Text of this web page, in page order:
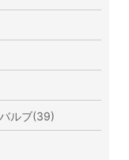
ルブ(39)